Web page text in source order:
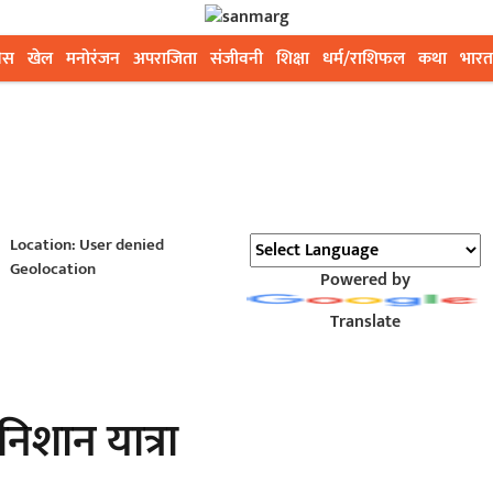
खेल मनोरंजन अपराजिता संजीवनी शिक्षा धर्म/राशिफल कथा भारत
Location: User denied
Geolocation
Powered by
Translate
यात्रा